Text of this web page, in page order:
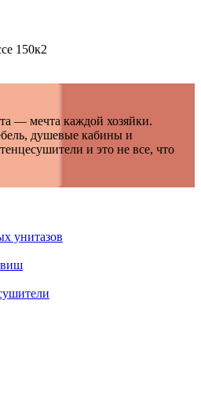
150к2
— мечта каждой хозяйки.
душевые кабины и
и это не все, что
унитазов